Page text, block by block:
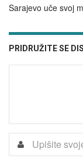
Sarajevo uče svoj
PRIDRUŽITE SE